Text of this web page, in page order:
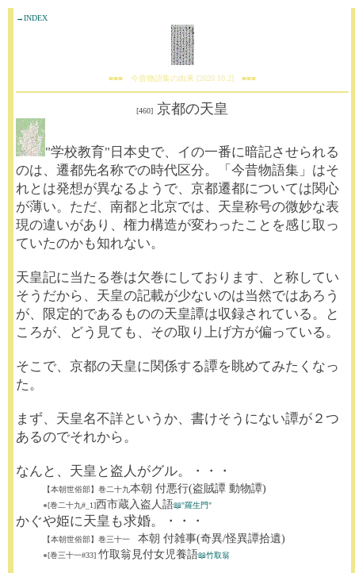
→INDEX
■■■ 今昔物語集の由来 [2020.10.2] ■■■
[460] 京都の天皇
"学校教育"日本史で、イの一番に暗記させられる
のは、遷都先名称での時代区分。「今昔物語集」はそ
れとは発想が異なるようで、京都遷都については関心
が薄い。ただ、南都と北京では、天皇称号の微妙な表
現の違いがあり、権力構造が変わったことを感じ取っ
ていたのかも知れない。
天皇記に当たる巻は欠巻にしております、と称してい
そうだから、天皇の記載が少ないのは当然ではあろう
が、限定的であるものの天皇譚は収録されている。と
ころが、どう見ても、その取り上げ方が偏っている。
そこで、京都の天皇に関係する譚を眺めてみたくなっ
た。
まず、天皇名不詳というか、書けそうにない譚が２つ
あるのでそれから。
なんと、天皇と盗人がグル。・・・
【本朝世俗部】巻二十九本朝 付悪行(盗賊譚 動物譚)
●[巻二十九#_1]西市蔵入盗人語📖"羅生門"
かぐや姫に天皇も求婚。・・・
【本朝世俗部】巻三十一 本朝 付雑事(奇異/怪異譚拾遺)
●[巻三十一#33] 竹取翁見付女児養語📖竹取翁